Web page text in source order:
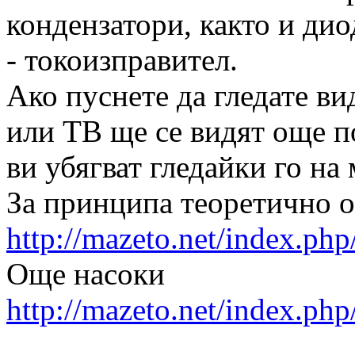
кондензатори, както и
- токоизправител.
Ако пуснете да гледате
или ТВ ще се видят още
ви убягват гледайки го
За принципа теоретично
http://mazeto.net/
Още насоки
http://mazeto.net/